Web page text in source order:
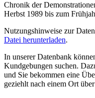
Chronik der
Herbst 1989 bis zum
Nutzungshinweise zur
Datei herunterladen.
In unserer Datenbank
Kundgebungen suchen.
und Sie bekommen eine
geziehlt nach einem Ort